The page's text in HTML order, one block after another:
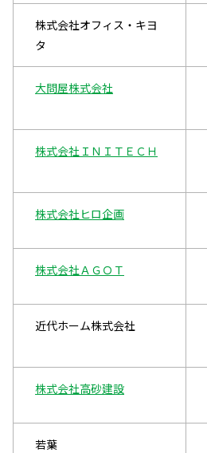
株式会社オフィス・キヨ
タ
大問屋株式会社
株式会社ＩＮＩＴＥＣＨ
株式会社ヒロ企画
株式会社ＡＧＯＴ
近代ホーム株式会社
株式会社高砂建設
若葉